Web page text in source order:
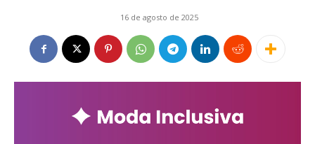
16 de agosto de 2025